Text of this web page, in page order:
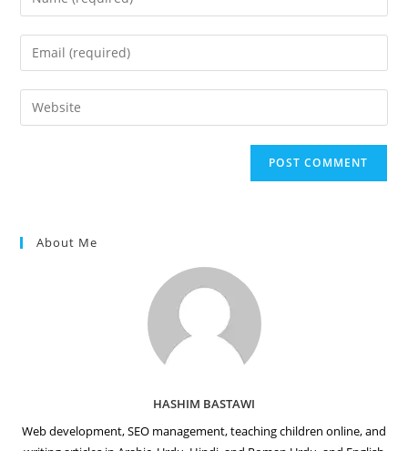
your
name
comment
Enter
your
email
address
Enter
your
About Me
HASHIM BASTAWI
Web development, SEO management, teaching children online, and